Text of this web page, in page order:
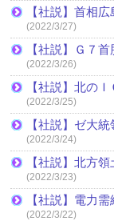
【社説】首相
(2022/3/27)
【社説】Ｇ７
(2022/3/26)
【社説】北の
(2022/3/25)
【社説】ゼ大
(2022/3/24)
【社説】北方
(2022/3/23)
【社説】電力
(2022/3/22)